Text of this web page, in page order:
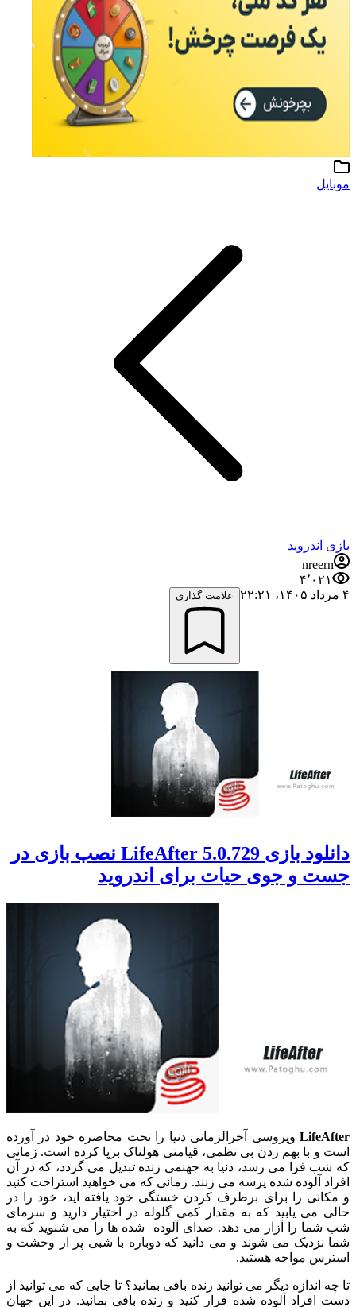
موبایل
بازی اندروید
nreern
۴٬۰۲۱
۴ مرداد ۱۴۰۵،‏ ۲۲:۲۱
علامت گذاری
دانلود بازی LifeAfter 5.0.729 نصب بازی در
جست و جوی حیات برای اندروید
LifeAfter ویروسی آخرالزمانی دنیا را تحت محاصره خود در آورده
است و با بهم زدن بی نظمی، قیامتی هولناک برپا کرده است. زمانی
که شب فرا می رسد، دنیا به جهنمی زنده تبدیل می گردد، که در آن
افراد آلوده شده پرسه می زنند. زمانی که می خواهید استراحت کنید
و مکانی را برای برطرف کردن خستگی خود یافته اید، خود را در
حالی می یابید که به مقدار کمی گلوله در اختیار دارید و سرمای
شب شما را آزار می دهد. صدای آلوده شده ها را می شنوید که به
شما نزدیک می شوند و می دانید که دوباره با شبی پر از وحشت و
استرس مواجه هستید.
تا چه اندازه دیگر می توانید زنده باقی بمانید؟ تا جایی که می توانید از
دست افراد آلوده شده فرار کنید و زنده باقی بمانید. در این جهان